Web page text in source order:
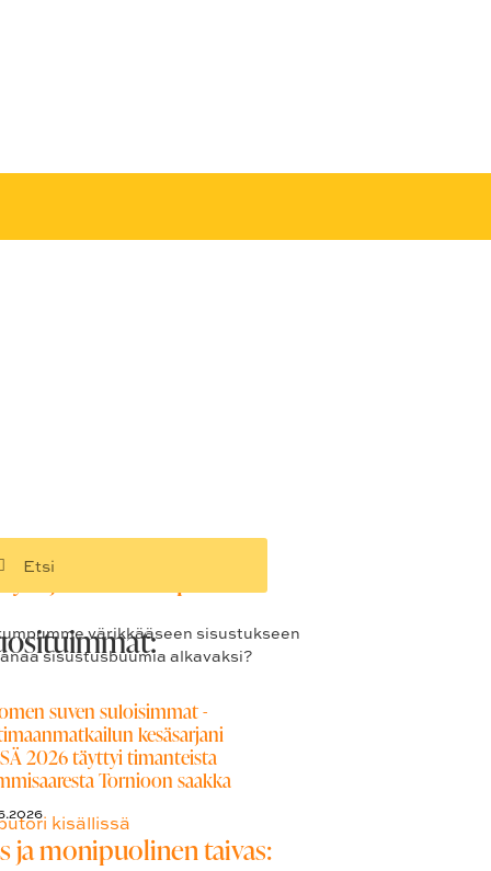
Huvikumpumme
värikkääseen sisustukseen
sisustusbuumia alkavaksi?
ja monipuolinen taivas:
suven suloisimmat -
kesäsarjani
2026 täyttyi timanteista
Tornioon saakka